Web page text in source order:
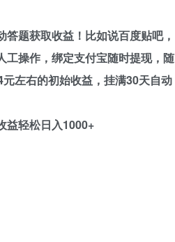
题获取收益！比如说百度贴吧，
工操作，绑定支付宝随时提现，随
左右的初始收益，挂满30天自动
益轻松日入1000+